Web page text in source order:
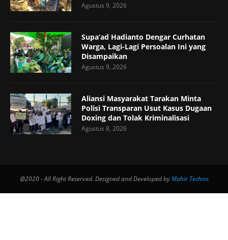
Agustus 9, 2026
Supa’ad Hadianto Dengar Curhatan
Warga, Lagi-Lagi Persoalan Ini yang
Disampaikan
Agustus 9, 2026
Aliansi Masyarakat Tarakan Minta
Polisi Transparan Usut Kasus Dugaan
Doxing dan Tolak Kriminalisasi
Agustus 8, 2026
@2020 - All Right Reserved. Designed and Developed byMahir Techno